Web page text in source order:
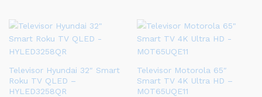
Televisor Hyundai 32″ Smart
Roku TV QLED –
HYLED3258QR
Televisor Motorola 65″
Smart TV 4K Ultra HD –
MOT65UQE11